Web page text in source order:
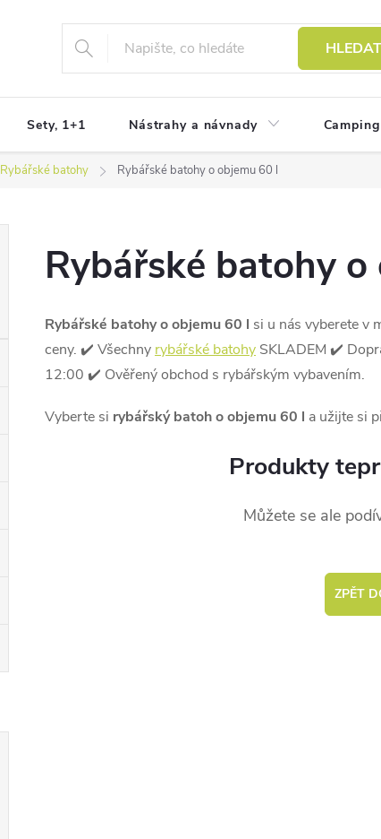
HLEDAT
Sety, 1+1 Nástrahy a návnady Camping
Rybářské batohy Rybářské batohy o objemu 60 l
Rybářské batohy
Rybářské batohy o objemu 60 l si u nás vyberete v
ceny. ✔️ Všechny rybářské batohy SKLADEM ✔️
12:00 ✔️ Ověřený obchod s rybářským vybavením.
Vyberte si rybářský batoh o objemu 60 l a užijte si
Produkty
Můžete se ale
ZPĚT